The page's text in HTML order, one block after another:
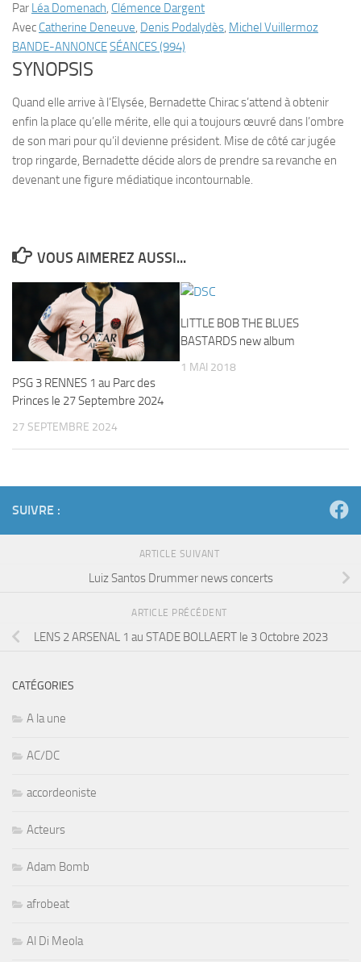
Par Léa Domenach, Clémence Dargent
Avec Catherine Deneuve, Denis Podalydès, Michel Vuillermoz
BANDE-ANNONCESÉANCES (994)
SYNOPSIS
Quand elle arrive à l’Elysée, Bernadette Chirac s’attend à obtenir
enfin la place qu’elle mérite, elle qui a toujours œuvré dans l’ombre
de son mari pour qu’il devienne président. Mise de côté car jugée
trop ringarde, Bernadette décide alors de prendre sa revanche en
devenant une figure médiatique incontournable.
VOUS AIMEREZ AUSSI...
PSG 3 RENNES 1 au Parc des
Princes le 27 Septembre 2024
27 SEPTEMBRE 2024
LITTLE BOB THE BLUES
BASTARDS new album
1 MAI 2018
SUIVRE :
ARTICLE SUIVANT
Luiz Santos Drummer news concerts
ARTICLE PRÉCÉDENT
LENS 2 ARSENAL 1 au STADE BOLLAERT le 3 Octobre 2023
CATÉGORIES
A la une
AC/DC
accordeoniste
Acteurs
Adam Bomb
afrobeat
Al Di Meola